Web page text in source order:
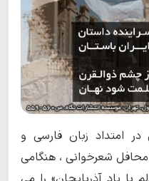
در امتداد زبان فارسی و
شعرخوانی ، هنگامی